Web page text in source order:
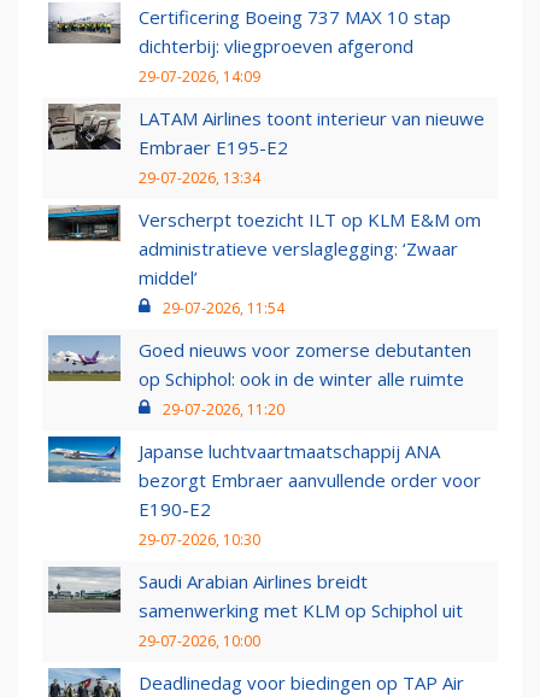
Certificering Boeing 737 MAX 10 stap
dichterbij: vliegproeven afgerond
29-07-2026, 14:09
LATAM Airlines toont interieur van nieuwe
Embraer E195-E2
29-07-2026, 13:34
Verscherpt toezicht ILT op KLM E&M om
administratieve verslaglegging: ‘Zwaar
middel’
29-07-2026, 11:54
Goed nieuws voor zomerse debutanten
op Schiphol: ook in de winter alle ruimte
29-07-2026, 11:20
Japanse luchtvaartmaatschappij ANA
bezorgt Embraer aanvullende order voor
E190-E2
29-07-2026, 10:30
Saudi Arabian Airlines breidt
samenwerking met KLM op Schiphol uit
29-07-2026, 10:00
Deadlinedag voor biedingen op TAP Air